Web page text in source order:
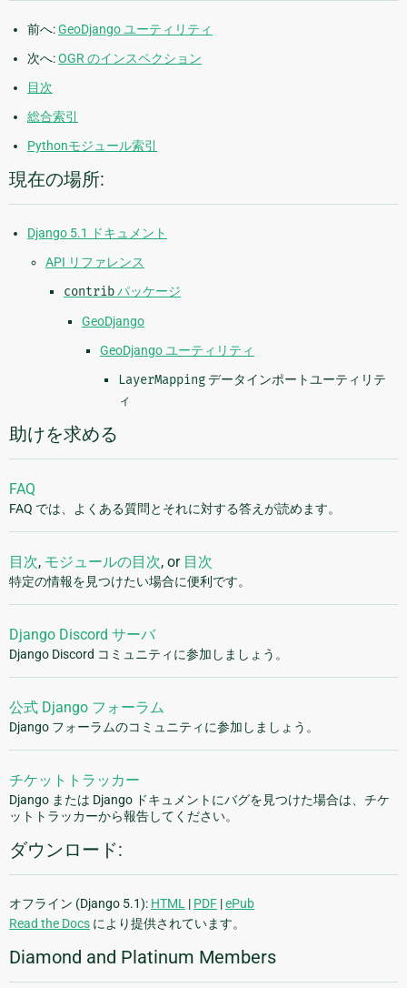
前へ:GeoDjango ユーティリティ
次へ:OGR のインスペクション
目次
総合索引
Pythonモジュール索引
現在の場所:
Django 5.1 ドキュメント
API リファレンス
contribパッケージ
GeoDjango
GeoDjango ユーティリティ
LayerMappingデータインポートユーティリテ
ィ
助けを求める
FAQ
FAQ では、よくある質問とそれに対する答えが読めます。
目次, モジュールの目次, or 目次
特定の情報を見つけたい場合に便利です。
Django Discord サーバ
Django Discord コミュニティに参加しましょう。
公式 Django フォーラム
Django フォーラムのコミュニティに参加しましょう。
チケットトラッカー
Django または Django ドキュメントにバグを見つけた場合は、チケ
ットトラッカーから報告してください。
ダウンロード:
オフライン (Django 5.1): HTML | PDF |ePub
Read the Docs により提供されています。
Diamond and Platinum Members